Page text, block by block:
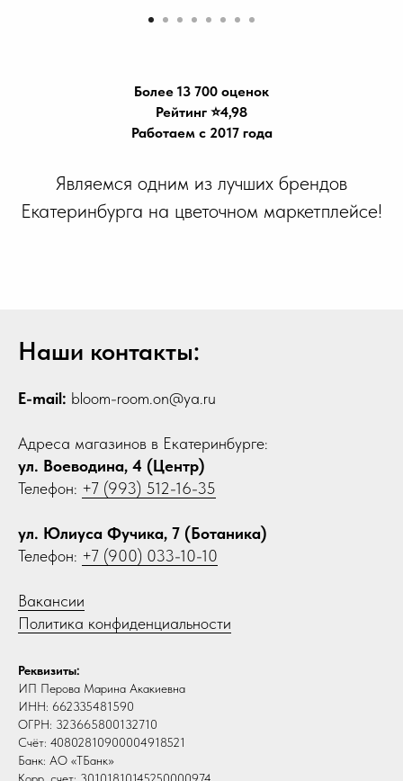
Более 13 700 оценок
Рейтинг ⭐️4,98
Работаем с 2017 года
Являемся одним из лучших брендов
Екатеринбурга на цветочном маркетплейсе!
Наши контакты:
E-mail: bloom-room.on@ya.ru
Адреса магазинов в Екатеринбурге:
ул. Воеводина, 4 (Центр)
Телефон: +7 (993) 512-16-35
ул. Юлиуса Фучика, 7 (Ботаника)
Телефон: +7 (900) 033-10-10
Вакансии
Политика конфиденциальности
Реквизиты:
ИП Перова Марина Акакиевна
ИНН: 662335481590
ОГРН: 323665800132710
Счёт: 40802810900004918521
Банк: АО «ТБанк»